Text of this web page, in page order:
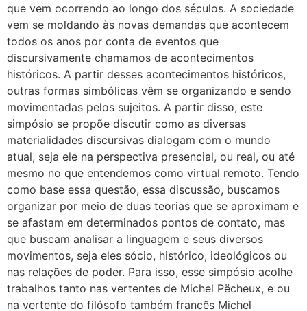
que vem ocorrendo ao longo dos séculos. A sociedade
vem se moldando às novas demandas que acontecem
todos os anos por conta de eventos que
discursivamente chamamos de acontecimentos
históricos. A partir desses acontecimentos históricos,
outras formas simbólicas vêm se organizando e sendo
movimentadas pelos sujeitos. A partir disso, este
simpósio se propõe discutir como as diversas
materialidades discursivas dialogam com o mundo
atual, seja ele na perspectiva presencial, ou real, ou até
mesmo no que entendemos como virtual remoto. Tendo
como base essa questão, essa discussão, buscamos
organizar por meio de duas teorias que se aproximam e
se afastam em determinados pontos de contato, mas
que buscam analisar a linguagem e seus diversos
movimentos, seja eles sócio, histórico, ideológicos ou
nas relações de poder. Para isso, esse simpósio acolhe
trabalhos tanto nas vertentes de Michel Pëcheux, e ou
na vertente do filósofo também francês Michel